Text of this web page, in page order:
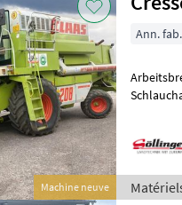
Machine neuve
Ann.
Arbeitsbreiten:
Schlauchabdeckungen